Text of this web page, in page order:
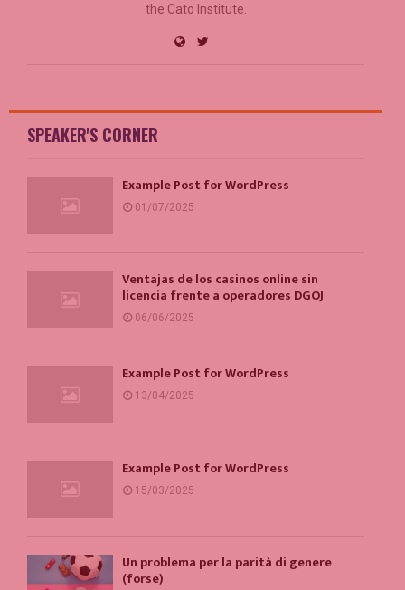
the Cato Institute.
SPEAKER'S CORNER
Example Post for WordPress
01/07/2025
Ventajas de los casinos online sin
licencia frente a operadores DGOJ
06/06/2025
Example Post for WordPress
13/04/2025
Example Post for WordPress
15/03/2025
Un problema per la parità di genere
(forse)